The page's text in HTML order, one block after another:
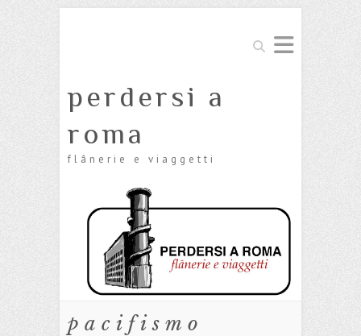
Cerca
perdersi a
roma
flânerie e viaggetti
pacifismo